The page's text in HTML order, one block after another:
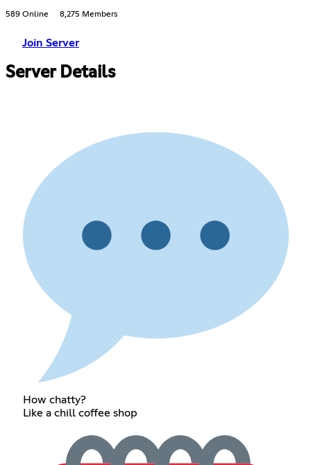
589 Online 8,275 Members
Join Server
Server Details
How chatty?
Like a chill coffee shop